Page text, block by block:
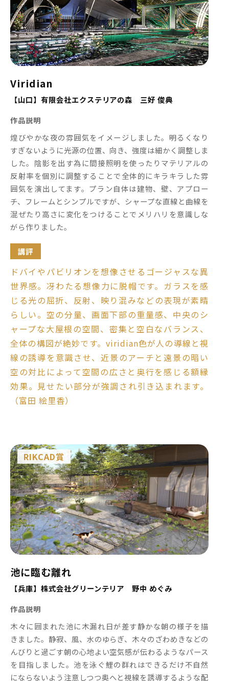
Viridian
【山口】有限会社エクステリアの森 三好 俊典
作品説明
煌びやかな夜の雰囲気をイメージしました。明るくなり
すぎないように光源の位置、向き、強度は細かく調整しま
した。陰影を出す為に間接照明を使ったりマテリアルの
反射率を個別に調整することで全体的にキラキラした雰
囲気を演出してます。プラン自体は建物、壁、アプロー
チ、フレームとシンプルですが、シャープな直線と曲線を
混ぜたり高さに変化をつけることでメリハリを意識しな
がら作りました。
講評
ドバイやパビリオンを想像させるゴージャスな異
世界感。冴わたる想像力に脱帽です。ガラスを感
じる光の屈折、反射、映り混みなどの表現が素晴
らしい。空の分量、画面下部の重量感、中央のシ
ャープな大屋根の空間、密集と空白なバランス、
全体の構図が絶妙です。viridian色が人の導線と視
線の誘導を意識させ、近景のアーチと遠景の暗い
空の対比によって空間の広さと奥行を感じる額縁
効果。見せたい部分が強調され引き込まれます。
（富田 絵里香）
RIKCAD賞
池に臨む離れ
【兵庫】株式会社グリーンテリア 野中 めぐみ
作品説明
木々に囲まれた池に木漏れ日が差す静かな朝の様子を描
きました。静寂、風、水のゆらぎ、木々のざわめきなどの
んびりと過ごす朝の心地よい空気感が伝わるようなパース
を目指しました。池を泳ぐ鯉の群れはできるだけ不自然
にならないよう注意しつつ奥へと視線を誘導するような配